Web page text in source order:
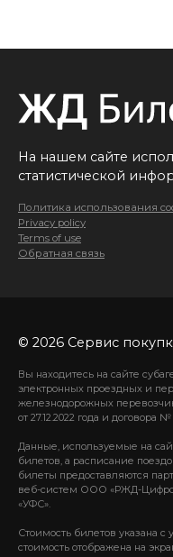
На нашем сайте
статистической
Политика использования
Privacy policy
Terms of use
Обратная связь
© 2026 Сервис
Вы находитесь на сайте
электронных проездных и
железнодорожных
от 27.12.2022 года и договора
Данные, используемые на
билетов, а расписание
билеты предоставляются
веб-систем ООО «РЖД-
«УФС».
Стоимость билетов указана с
стоимость отображена на